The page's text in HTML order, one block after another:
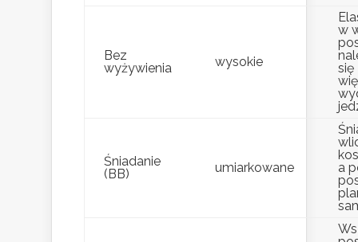
Bez
wyżywienia
wysokie
w
się
Śniadanie
(BB)
umiarkowane
a